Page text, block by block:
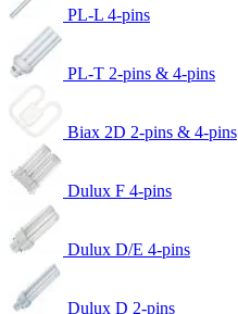
PL-L 4-pins
PL-T 2-pins & 4-pins
Biax 2D 2-pins & 4-pins
Dulux F 4-pins
Dulux D/E 4-pins
Dulux D 2-pins